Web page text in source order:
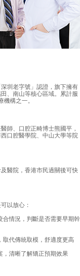
圳老字號」認證，旗下擁有
、南山等核心區域。累計服
構之一。
師、口腔正畸博士熊國平，
口腔醫學院、中山大學等院
醫院，香港市民過關後可快
以放心：
情況，判斷是否需要早期幹
代傳統取模，舒適度更高
清晰了解矯正預期效果